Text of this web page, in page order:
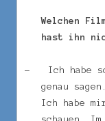
Welchen
hast ihn
–
Ich habe
genau
Ich habe